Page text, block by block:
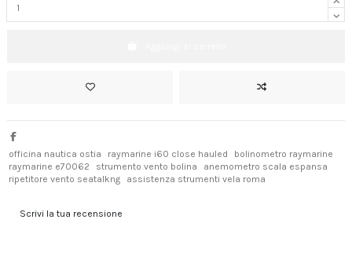
officina nautica ostia raymarine i60 close hauled
bolinometro raymarine
raymarine e70062
strumento vento bolina
anemometro scala espansa
ripetitore vento seatalkng
assistenza strumenti vela roma
Scrivi la tua recensione